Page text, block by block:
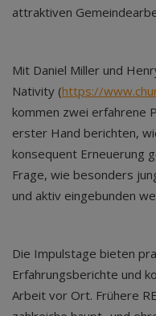
attraktiven
Mit Daniel Miller und
Nativity (https://
kommen zwei erfahrene
erster Hand berichten,
konsequent Erneuerung
Frage, wie besonders
und aktiv eingebunden
Die Impulstage bieten
Erfahrungsberichte und
Arbeit vor Ort. Frühere